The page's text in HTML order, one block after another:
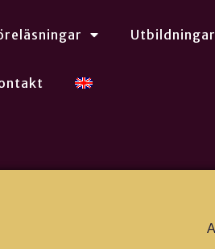
Utbildningar